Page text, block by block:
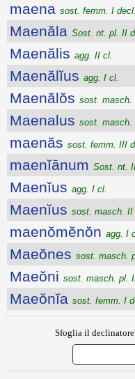
maena sost. femm. I decl.
Maenăla Sost. nt. pl. II
Maenălis agg. II cl.
Maenălĭus agg. I cl.
Maenălŏs sost. masch.
Maenalus sost. masch.
maenăs sost. femm. III
maenĭānum Sost. nt.
Maenĭus agg. I cl.
Maenĭus sost. masch. II
maenŏmĕnŏn agg. I
Maeŏnes sost. masch.
Maeŏni sost. masch. pl.
Maeŏnĭa sost. femm. I
Sfoglia il